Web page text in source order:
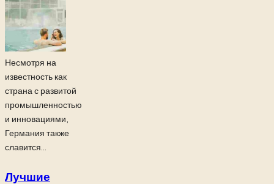
Несмотря на
известность как
страна с развитой
промышленностью
и инновациями,
Германия также
славится...
Лучшие